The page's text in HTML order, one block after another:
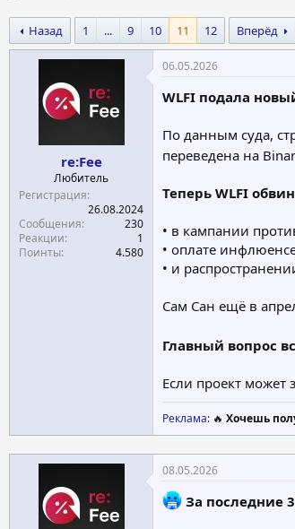
т
о
р
т
н
ч
а
л
Назад 1 ... 9 10 11 12 Вперёд
re:Fee
Любитель
Регистрация
26.08.2024
Сообщения
230
Реакции
1
Поинты
4.580
06.05.2026
WLFI подала
По данным суда,
переведена на
Теперь WLFI
• в кампании
• оплате
• и
Сам Сан ещё в
Главный вопрос
Если проект может
Реклама: 🔥 Хочешь
08.05.2026
За последние